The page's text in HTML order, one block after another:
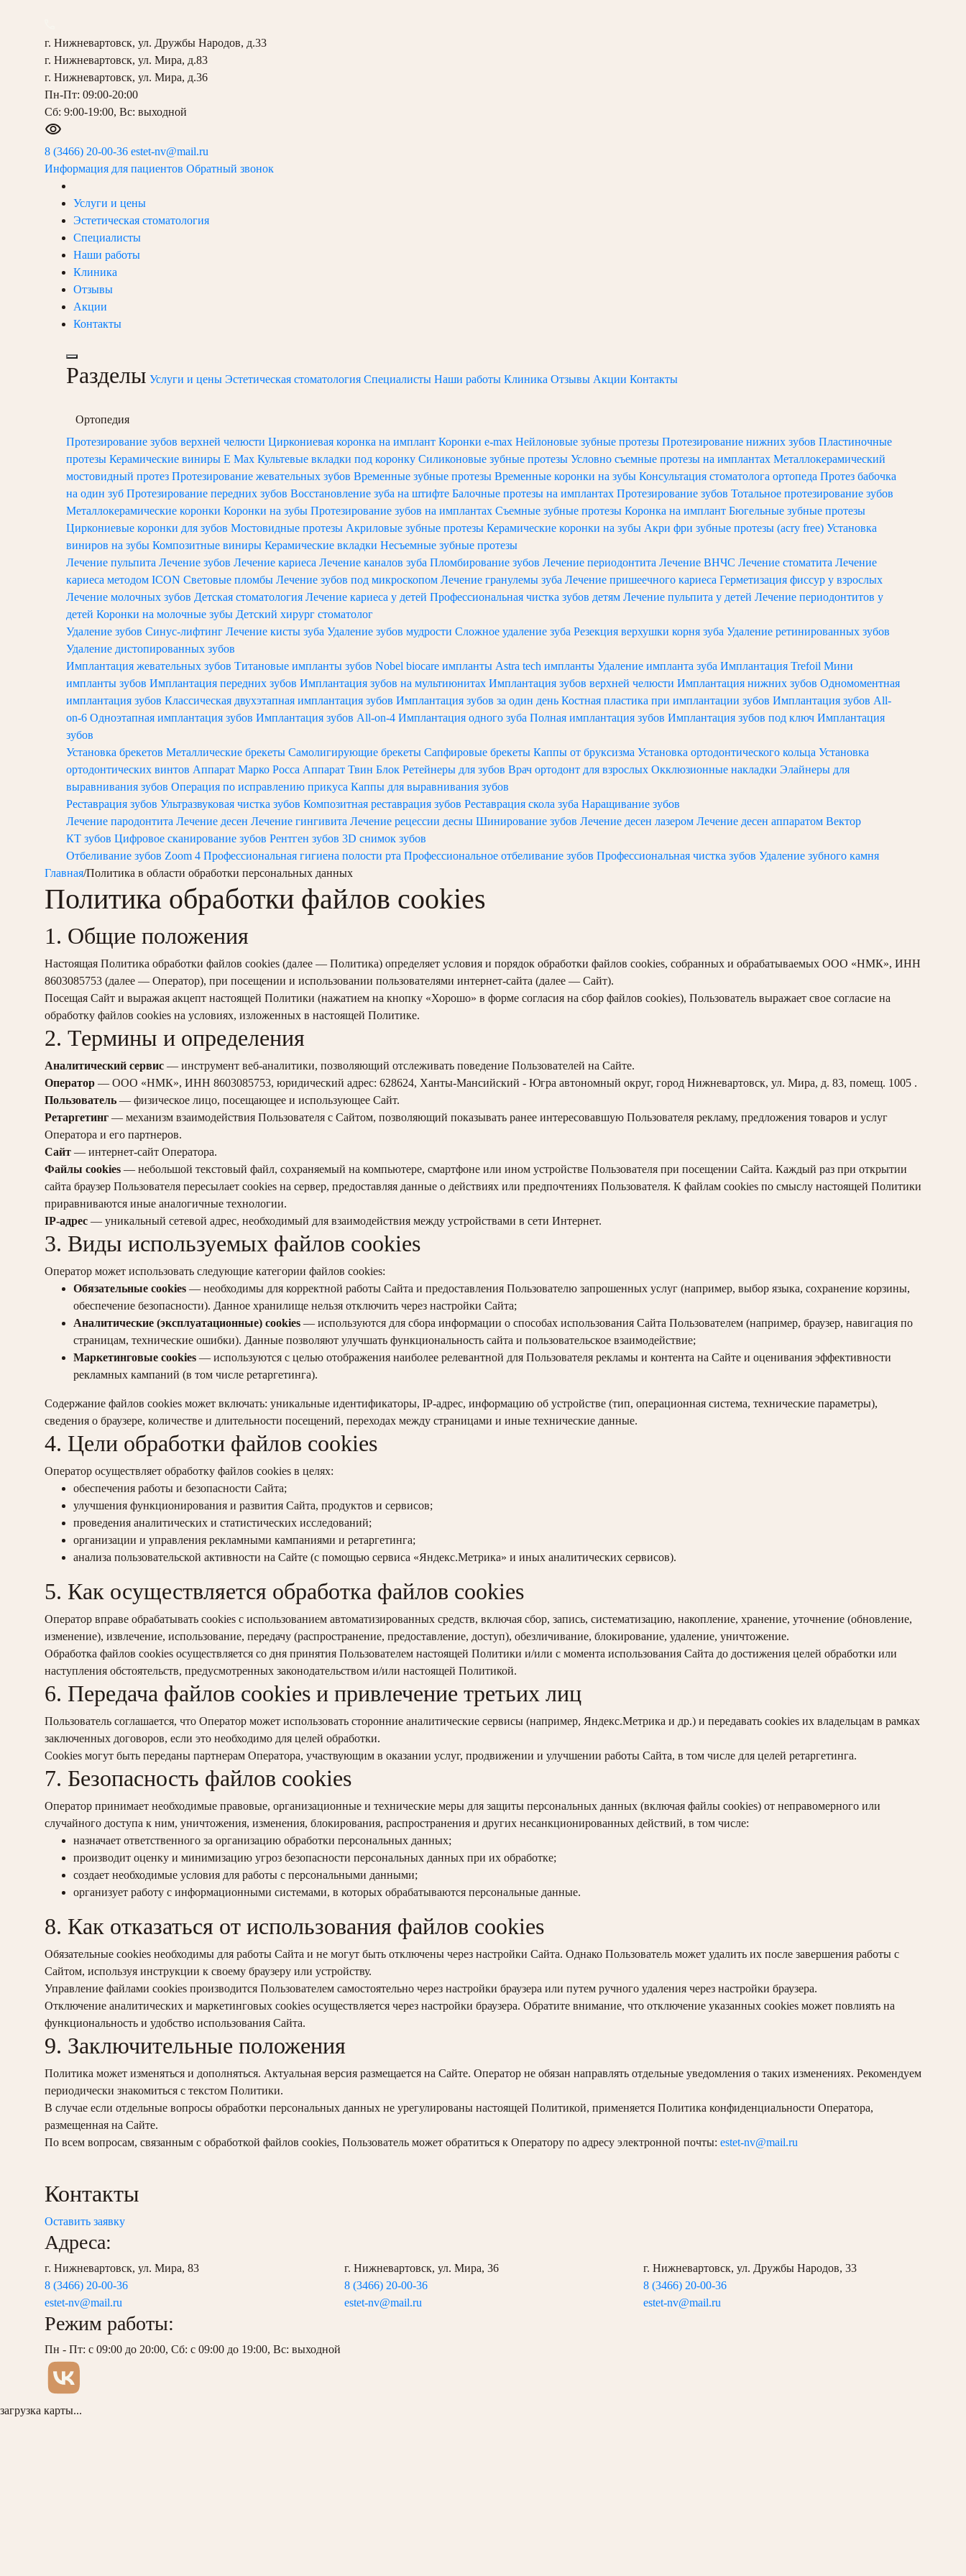
г. Нижневартовск, ул. Дружбы Народов, д.33
г. Нижневартовск, ул. Мира, д.83
г. Нижневартовск, ул. Мира, д.36
Пн-Пт: 09:00-20:00
Сб: 9:00-19:00, Вс: выходной
8 (3466) 20-00-36 estet-nv@mail.ru
Информация для пациентов Обратный звонок
Услуги и цены
Эстетическая стоматология
Специалисты
Наши работы
Клиника
Отзывы
Акции
Контакты
Разделы Услуги и цены Эстетическая стоматология Специалисты Наши работы Клиника Отзывы Акции Контакты
Ортопедия
Протезирование зубов верхней челюсти Циркониевая коронка на имплант Коронки e-max Нейлоновые зубные протезы Протезирование нижних зубов Пластиночные
протезы Керамические виниры E Max Культевые вкладки под коронку Силиконовые зубные протезы Условно съемные протезы на имплантах Металлокерамический
мостовидный протез Протезирование жевательных зубов Временные зубные протезы Временные коронки на зубы Консультация стоматолога ортопеда Протез бабочка
на один зуб Протезирование передних зубов Восстановление зуба на штифте Балочные протезы на имплантах Протезирование зубов Тотальное протезирование зубов
Металлокерамические коронки Коронки на зубы Протезирование зубов на имплантах Съемные зубные протезы Коронка на имплант Бюгельные зубные протезы
Циркониевые коронки для зубов Мостовидные протезы Акриловые зубные протезы Керамические коронки на зубы Акри фри зубные протезы (acry free) Установка
виниров на зубы Композитные виниры Керамические вкладки Несъемные зубные протезы
Лечение пульпита Лечение зубов Лечение кариеса Лечение каналов зуба Пломбирование зубов Лечение периодонтита Лечение ВНЧС Лечение стоматита Лечение
кариеса методом ICON Световые пломбы Лечение зубов под микроскопом Лечение гранулемы зуба Лечение пришеечного кариеса Герметизация фиссур у взрослых
Лечение молочных зубов Детская стоматология Лечение кариеса у детей Профессиональная чистка зубов детям Лечение пульпита у детей Лечение периодонтитов у
детей Коронки на молочные зубы Детский хирург стоматолог
Удаление зубов Синус-лифтинг Лечение кисты зуба Удаление зубов мудрости Сложное удаление зуба Резекция верхушки корня зуба Удаление ретинированных зубов
Удаление дистопированных зубов
Имплантация жевательных зубов Титановые импланты зубов Nobel biocare импланты Astra tech импланты Удаление импланта зуба Имплантация Trefoil Мини
импланты зубов Имплантация передних зубов Имплантация зубов на мультиюнитах Имплантация зубов верхней челюсти Имплантация нижних зубов Одномоментная
имплантация зубов Классическая двухэтапная имплантация зубов Имплантация зубов за один день Костная пластика при имплантации зубов Имплантация зубов All-
on-6 Одноэтапная имплантация зубов Имплантация зубов All-on-4 Имплантация одного зуба Полная имплантация зубов Имплантация зубов под ключ Имплантация
зубов
Установка брекетов Металлические брекеты Самолигирующие брекеты Сапфировые брекеты Каппы от бруксизма Установка ортодонтического кольца Установка
ортодонтических винтов Аппарат Марко Росса Аппарат Твин Блок Ретейнеры для зубов Врач ортодонт для взрослых Окклюзионные накладки Элайнеры для
выравнивания зубов Операция по исправлению прикуса Каппы для выравнивания зубов
Реставрация зубов Ультразвуковая чистка зубов Композитная реставрация зубов Реставрация скола зуба Наращивание зубов
Лечение пародонтита Лечение десен Лечение гингивита Лечение рецессии десны Шинирование зубов Лечение десен лазером Лечение десен аппаратом Вектор
КТ зубов Цифровое сканирование зубов Рентген зубов 3D снимок зубов
Отбеливание зубов Zoom 4 Профессиональная гигиена полости рта Профессиональное отбеливание зубов Профессиональная чистка зубов Удаление зубного камня
Главная/Политика в области обработки персональных данных
Политика обработки файлов cookies
1. Общие положения
Настоящая Политика обработки файлов cookies (далее — Политика) определяет условия и порядок обработки файлов cookies, собранных и обрабатываемых ООО «НМК», ИНН
8603085753 (далее — Оператор), при посещении и использовании пользователями интернет-сайта (далее — Сайт).
Посещая Сайт и выражая акцепт настоящей Политики (нажатием на кнопку «Хорошо» в форме согласия на сбор файлов cookies), Пользователь выражает свое согласие на
обработку файлов cookies на условиях, изложенных в настоящей Политике.
2. Термины и определения
Аналитический сервис — инструмент веб-аналитики, позволяющий отслеживать поведение Пользователей на Сайте.
Оператор — ООО «НМК», ИНН 8603085753, юридический адрес: 628624, Ханты-Мансийский - Югра автономный округ, город Нижневартовск, ул. Мира, д. 83, помещ. 1005 .
Пользователь — физическое лицо, посещающее и использующее Сайт.
Ретаргетинг — механизм взаимодействия Пользователя с Сайтом, позволяющий показывать ранее интересовавшую Пользователя рекламу, предложения товаров и услуг
Оператора и его партнеров.
Сайт — интернет-сайт Оператора.
Файлы cookies — небольшой текстовый файл, сохраняемый на компьютере, смартфоне или ином устройстве Пользователя при посещении Сайта. Каждый раз при открытии
сайта браузер Пользователя пересылает cookies на сервер, предоставляя данные о действиях или предпочтениях Пользователя. К файлам cookies по смыслу настоящей Политики
приравниваются иные аналогичные технологии.
IP-адрес — уникальный сетевой адрес, необходимый для взаимодействия между устройствами в сети Интернет.
3. Виды используемых файлов cookies
Оператор может использовать следующие категории файлов cookies:
Обязательные cookies — необходимы для корректной работы Сайта и предоставления Пользователю запрошенных услуг (например, выбор языка, сохранение корзины,
обеспечение безопасности). Данное хранилище нельзя отключить через настройки Сайта;
Аналитические (эксплуатационные) cookies — используются для сбора информации о способах использования Сайта Пользователем (например, браузер, навигация по
страницам, технические ошибки). Данные позволяют улучшать функциональность сайта и пользовательское взаимодействие;
Маркетинговые cookies — используются с целью отображения наиболее релевантной для Пользователя рекламы и контента на Сайте и оценивания эффективности
рекламных кампаний (в том числе ретаргетинга).
Содержание файлов cookies может включать: уникальные идентификаторы, IP-адрес, информацию об устройстве (тип, операционная система, технические параметры),
сведения о браузере, количестве и длительности посещений, переходах между страницами и иные технические данные.
4. Цели обработки файлов cookies
Оператор осуществляет обработку файлов cookies в целях:
обеспечения работы и безопасности Сайта;
улучшения функционирования и развития Сайта, продуктов и сервисов;
проведения аналитических и статистических исследований;
организации и управления рекламными кампаниями и ретаргетинга;
анализа пользовательской активности на Сайте (с помощью сервиса «Яндекс.Метрика» и иных аналитических сервисов).
5. Как осуществляется обработка файлов cookies
Оператор вправе обрабатывать cookies с использованием автоматизированных средств, включая сбор, запись, систематизацию, накопление, хранение, уточнение (обновление,
изменение), извлечение, использование, передачу (распространение, предоставление, доступ), обезличивание, блокирование, удаление, уничтожение.
Обработка файлов cookies осуществляется со дня принятия Пользователем настоящей Политики и/или с момента использования Сайта до достижения целей обработки или
наступления обстоятельств, предусмотренных законодательством и/или настоящей Политикой.
6. Передача файлов cookies и привлечение третьих лиц
Пользователь соглашается, что Оператор может использовать сторонние аналитические сервисы (например, Яндекс.Метрика и др.) и передавать cookies их владельцам в рамках
заключенных договоров, если это необходимо для целей обработки.
Cookies могут быть переданы партнерам Оператора, участвующим в оказании услуг, продвижении и улучшении работы Сайта, в том числе для целей ретаргетинга.
7. Безопасность файлов cookies
Оператор принимает необходимые правовые, организационные и технические меры для защиты персональных данных (включая файлы cookies) от неправомерного или
случайного доступа к ним, уничтожения, изменения, блокирования, распространения и других несанкционированных действий, в том числе:
назначает ответственного за организацию обработки персональных данных;
производит оценку и минимизацию угроз безопасности персональных данных при их обработке;
создает необходимые условия для работы с персональными данными;
организует работу с информационными системами, в которых обрабатываются персональные данные.
8. Как отказаться от использования файлов cookies
Обязательные cookies необходимы для работы Сайта и не могут быть отключены через настройки Сайта. Однако Пользователь может удалить их после завершения работы с
Сайтом, используя инструкции к своему браузеру или устройству.
Управление файлами cookies производится Пользователем самостоятельно через настройки браузера или путем ручного удаления через настройки браузера.
Отключение аналитических и маркетинговых cookies осуществляется через настройки браузера. Обратите внимание, что отключение указанных cookies может повлиять на
функциональность и удобство использования Сайта.
9. Заключительные положения
Политика может изменяться и дополняться. Актуальная версия размещается на Сайте. Оператор не обязан направлять отдельные уведомления о таких изменениях. Рекомендуем
периодически знакомиться с текстом Политики.
В случае если отдельные вопросы обработки персональных данных не урегулированы настоящей Политикой, применяется Политика конфиденциальности Оператора,
размещенная на Сайте.
По всем вопросам, связанным с обработкой файлов cookies, Пользователь может обратиться к Оператору по адресу электронной почты: estet-nv@mail.ru
Контакты
Оставить заявку
Адреса:
г. Нижневартовск, ул. Мира, 83
8 (3466) 20-00-36
estet-nv@mail.ru
г. Нижневартовск, ул. Мира, 36
8 (3466) 20-00-36
estet-nv@mail.ru
г. Нижневартовск, ул. Дружбы Народов, 33
8 (3466) 20-00-36
estet-nv@mail.ru
Режим работы:
Пн - Пт: с 09:00 до 20:00, Сб: с 09:00 до 19:00, Вс: выходной
загрузка карты...